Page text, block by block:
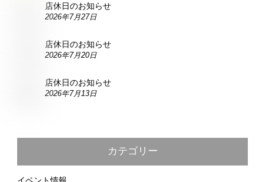
店休日のお知らせ
2026年7月27日
店休日のお知らせ
2026年7月20日
店休日のお知らせ
2026年7月13日
カテゴリー
イベント情報